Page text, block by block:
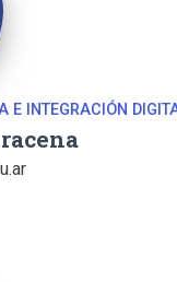
E INTEGRACIÓN